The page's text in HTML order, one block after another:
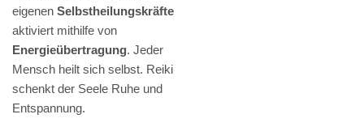
eigenen Selbstheilungskräfte
aktiviert mithilfe von
Energieübertragung. Jeder
Mensch heilt sich selbst. Reiki
schenkt der Seele Ruhe und
Entspannung.